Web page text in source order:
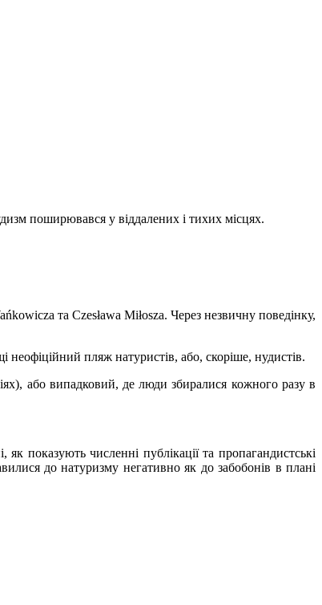
поширювався у віддалених і тихих місцях.
та Czesława Miłosza. Через незвичну поведінку,
пляж натуристів, або, скоріше, нудистів.
або випадковий, де люди збиралися кожного разу в
показують численні публікації та пропагандистські
до натуризму негативно як до забобонів в плані